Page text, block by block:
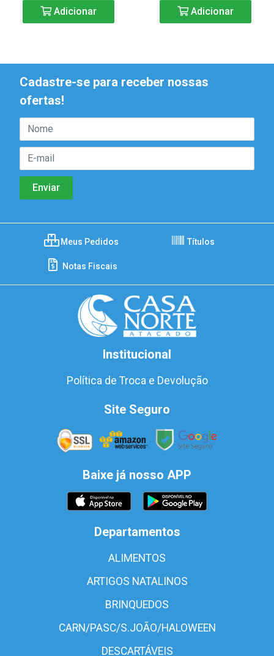
Adicionar Adicionar
Cadastre-se para receber nossas
ofertas!
Meus Pedidos Títulos
Notas Fiscais
Institucional
Política de Troca e Devolução
Site Seguro
Baixe já nosso APP
Departamentos
ALIMENTOS
ARTIGOS NATALINOS
BRINQUEDOS
CARN/PASC/S.JOÃO/HALOWEEN
DESCARTÁVEIS